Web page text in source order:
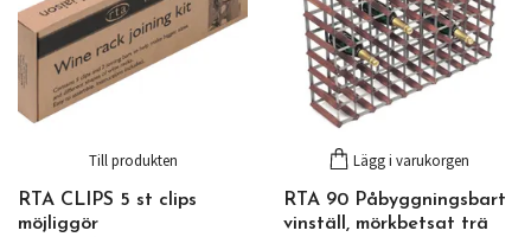
Till produkten
RTA CLIPS 5 st clips
möjliggör
Lägg i varukorgen
RTA 90 Påbyggningsbart
vinställ, mörkbetsat trä